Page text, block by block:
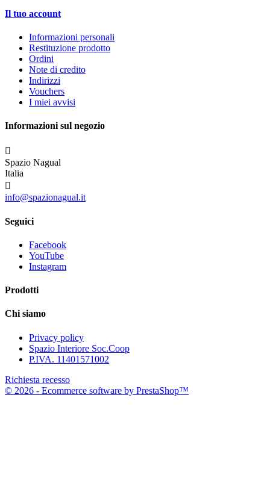
Il tuo account
Informazioni personali
Restituzione prodotto
Ordini
Note di credito
Indirizzi
Vouchers
I miei avvisi
Informazioni sul negozio

Spazio Nagual
Italia

info@spazionagual.it
Seguici
Facebook
YouTube
Instagram
Prodotti
Chi siamo
Privacy policy
Spazio Interiore Soc.Coop
P.IVA. 11401571002
Richiesta recesso
© 2026 - Ecommerce software by PrestaShop™